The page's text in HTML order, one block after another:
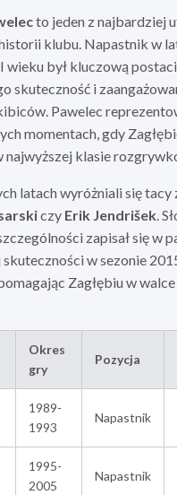
to jeden z najbardziej
klubu. Napastnik w
wieku był kluczową
skuteczność i
Pawelec
momentach, gdy
najwyższej klasie
latach wyróżniali się tacy
czy Erik Jendrišek.
zapisał się w
w sezonie
Zagłębiu w
Okres
gry
Pozycja
1989-
1993
Napastnik
1995-
2005
Napastnik